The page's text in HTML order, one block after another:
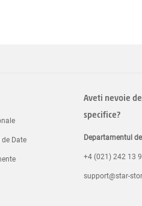
Date
Aveti nevoie
specifice?
Departamentul
+4 (021) 242 13
support@star-